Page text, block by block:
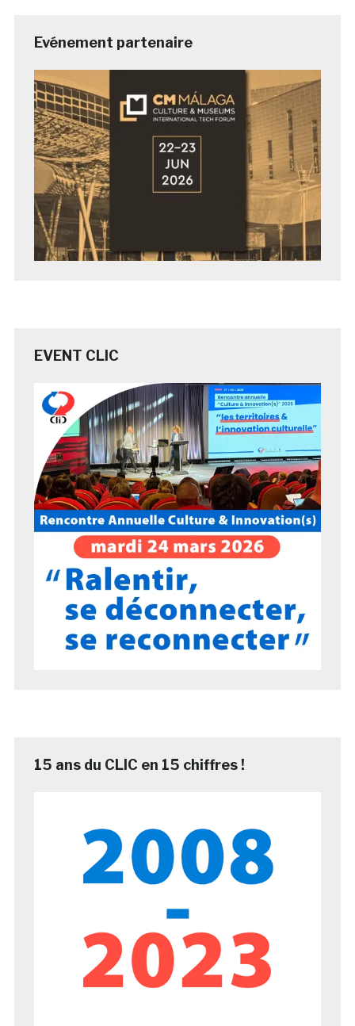
Evénement partenaire
EVENT CLIC
15 ans du CLIC en 15 chiffres !